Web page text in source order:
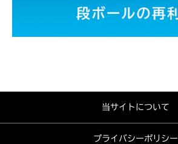
当サイトについて
プライバシーポリシー